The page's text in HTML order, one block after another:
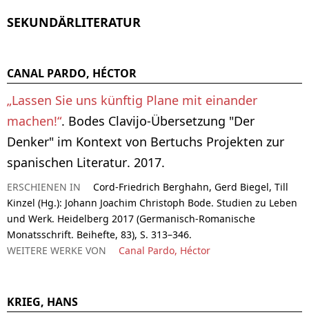
SEKUNDÄRLITERATUR
CANAL PARDO, HÉCTOR
„Lassen Sie uns künftig Plane mit einander
machen!“. Bodes Clavijo-Übersetzung "Der
Denker" im Kontext von Bertuchs Projekten zur
spanischen Literatur. 2017.
ERSCHIENEN IN
Cord-Friedrich Berghahn, Gerd Biegel, Till
Kinzel (Hg.): Johann Joachim Christoph Bode. Studien zu Leben
und Werk. Heidelberg 2017 (Germanisch-Romanische
Monatsschrift. Beihefte, 83), S. 313–346.
WEITERE WERKE VON
Canal Pardo, Héctor
KRIEG, HANS